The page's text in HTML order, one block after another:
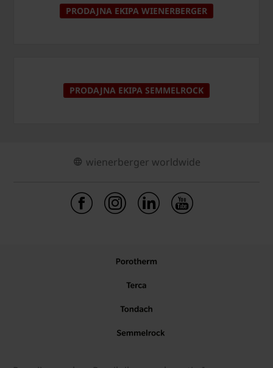
PRODAJNA EKIPA WIENERBERGER
PRODAJNA EKIPA SEMMELROCK
wienerberger worldwide